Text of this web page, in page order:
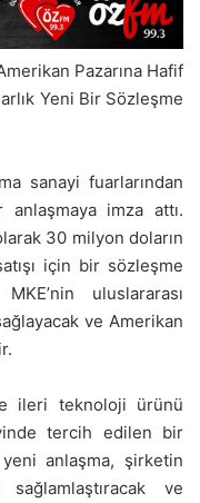
Pazarına Hafif
Yeni Bir Sözleşme
sanayi fuarlarından
imza attı.
30 milyon doların
için bir sözleşme
uluslararası
ve Amerikan
ileri teknoloji ürünü
tercih edilen bir
anlaşma, şirketin
ve